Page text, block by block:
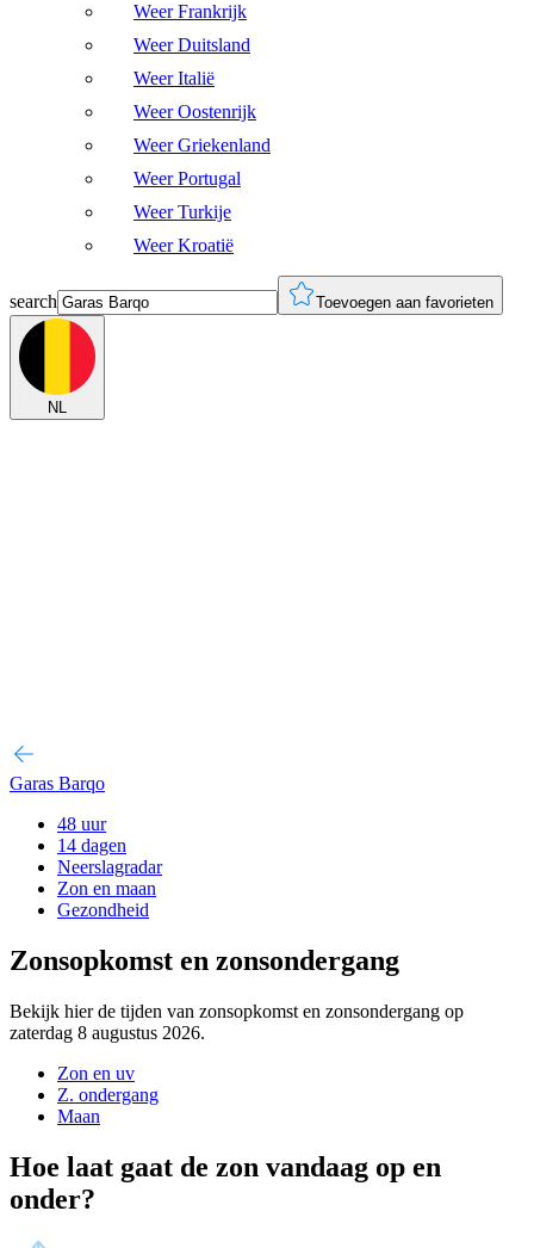
Weer Frankrijk
Weer Duitsland
Weer Italië
Weer Oostenrijk
Weer Griekenland
Weer Portugal
Weer Turkije
Weer Kroatië
search Toevoegen aan favorieten
NL
Garas Barqo
48 uur
14 dagen
Neerslagradar
Zon en maan
Gezondheid
Zonsopkomst en zonsondergang
Bekijk hier de tijden van zonsopkomst en zonsondergang op
zaterdag 8 augustus 2026.
Zon en uv
Z. ondergang
Maan
Hoe laat gaat de zon vandaag op en
onder?